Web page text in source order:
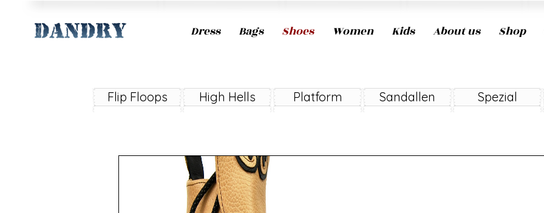
Dress Bags Shoes Women Kids About us Shop
Flip Floops High Hells Platform Sandallen Spezial